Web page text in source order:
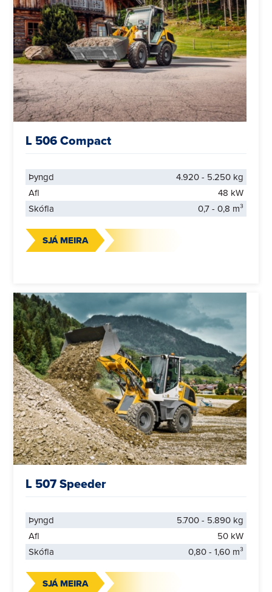
L 506 Compact
Þyngd
4.920 - 5.250 kg
Afl
48 kW
Skófla
0,7 - 0,8 m³
SJÁ MEIRA
L 507 Speeder
Þyngd
5.700 - 5.890 kg
Afl
50 kW
Skófla
0,80 - 1,60 m³
SJÁ MEIRA